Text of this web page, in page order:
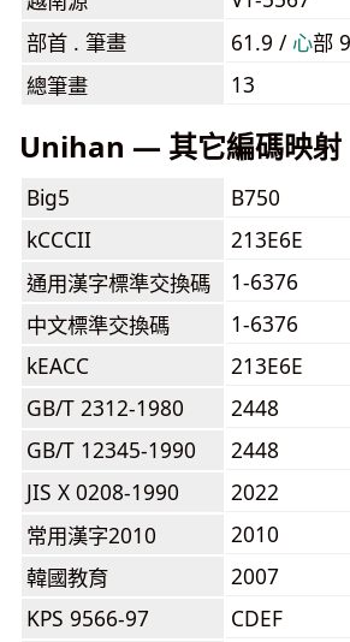
部首 . 筆畫
61.9 / ⼼部
總筆畫
13
Unihan — 其它編碼映射
Big5
B750
kCCCII
213E6E
通用漢字標準交換碼
1-6376
中文標準交換碼
1-6376
kEACC
213E6E
GB/T 2312-1980
2448
GB/T 12345-1990
2448
JIS X 0208-1990
2022
常用漢字2010
2010
韓國教育
2007
KPS 9566-97
CDEF